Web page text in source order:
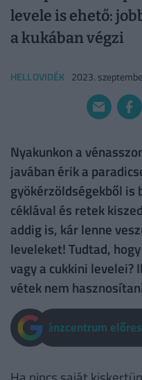
levele is ehető:
a kukában végzi
HELLOVIDÉK 2023.
Nyakunkon a
javában érik a
gyökérzöldségekből is
céklával és retek
addig is, kár lenne
leveleket! Tudtad,
vagy a cukkini
vétek nem
Pénzcentrum